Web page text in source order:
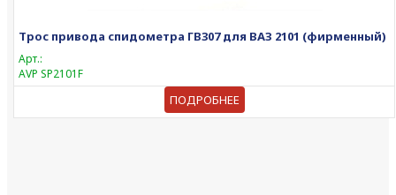
Трос привода спидометра ГВ307 для ВАЗ 2101 (фирменный)
Арт.:
AVP SP2101F
ПОДРОБНЕЕ